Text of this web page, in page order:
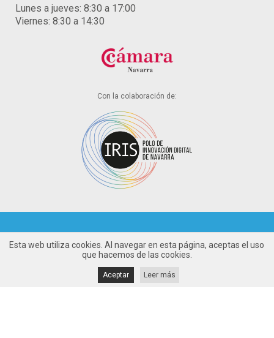
Lunes a jueves: 8:30 a 17:00
Viernes: 8:30 a 14:30
Con la colaboración de:
Aviso legal
Política de cookies
Esta web utiliza cookies. Al navegar en esta página, aceptas el uso
que hacemos de las cookies.
Aceptar Leer más